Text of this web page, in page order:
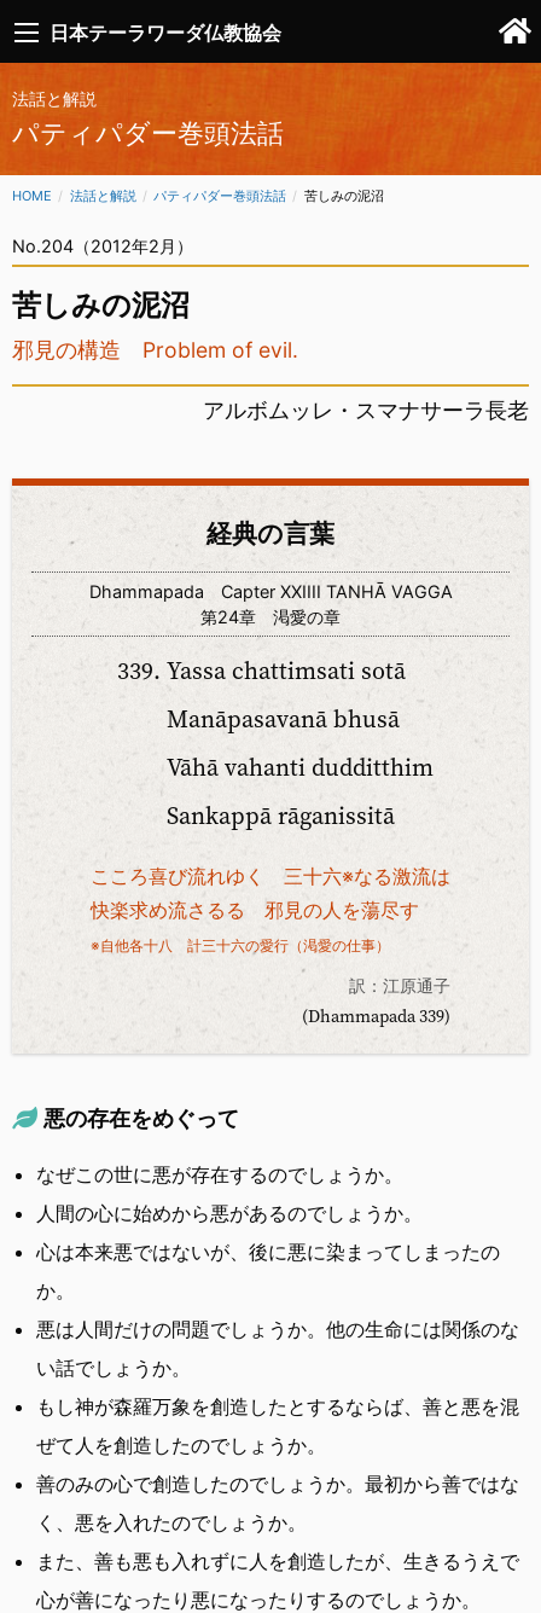
日本テーラワーダ仏教協会
法話と解説
パティパダー巻頭法話
HOME 法話と解説 パティパダー巻頭法話 CURRENT:
苦しみの泥沼
No.204（2012年2月）
苦しみの泥沼
邪見の構造 Problem of evil.
アルボムッレ・スマナサーラ長老
経典の言葉
Dhammapada Capter XXIIII TANHĀ VAGGA
第24章 渇愛の章
Yassa chattimsati sotā
Manāpasavanā bhusā
Vāhā vahanti dudditthim
Sankappā rāganissitā
こころ喜び流れゆく 三十六※なる激流は
快楽求め流さるる 邪見の人を蕩尽す
※自他各十八 計三十六の愛行（渇愛の仕事）
訳：江原通子
(Dhammapada 339)
悪の存在をめぐって
なぜこの世に悪が存在するのでしょうか。
人間の心に始めから悪があるのでしょうか。
心は本来悪ではないが、後に悪に染まってしまったの
か。
悪は人間だけの問題でしょうか。他の生命には関係のな
い話でしょうか。
もし神が森羅万象を創造したとするならば、善と悪を混
ぜて人を創造したのでしょうか。
善のみの心で創造したのでしょうか。最初から善ではな
く、悪を入れたのでしょうか。
また、善も悪も入れずに人を創造したが、生きるうえで
心が善になったり悪になったりするのでしょうか。